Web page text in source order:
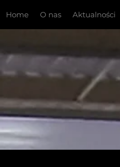
Home O nas Aktualności